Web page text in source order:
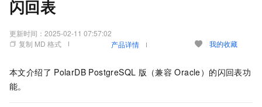
闪回表
更新时间： 2025-02-11 07:57:02
复制 MD 格式
产品详情 我的收藏
本文介绍了 PolarDB PostgreSQL 版（兼容 Oracle） 的闪回表功
能。